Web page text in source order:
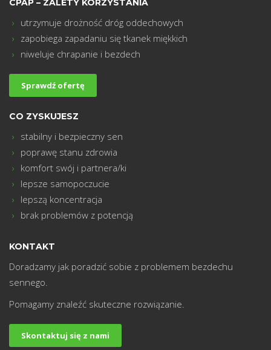
CPAP – ZALETY KORZYSTANIA
utrzymuje drożność dróg oddechowych
zapobiega zapadaniu się tkanek miękkich
niweluje chrapanie i bezdech
Sprawdź ofertę
CO ZYSKUJESZ
stabilny i bezpieczny sen
poprawę stanu zdrowia
komfort swój i partnera/ki
lepsze samopoczucie
lepszą koncentracja
brak problemów z potencją
KONTAKT
Doradzamy jak poradzić sobie z problemem bezdechu
sennego.
Pomagamy znaleźć skuteczne rozwiązanie.
Skontaktuj się z nami